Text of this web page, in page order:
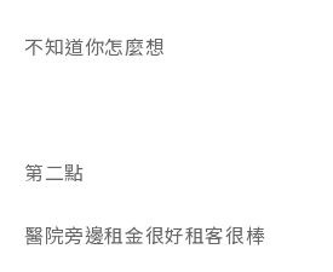
不知道你怎麼想
第二點
醫院旁邊租金很好租客很棒